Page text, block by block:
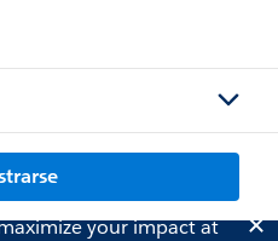
your impact at